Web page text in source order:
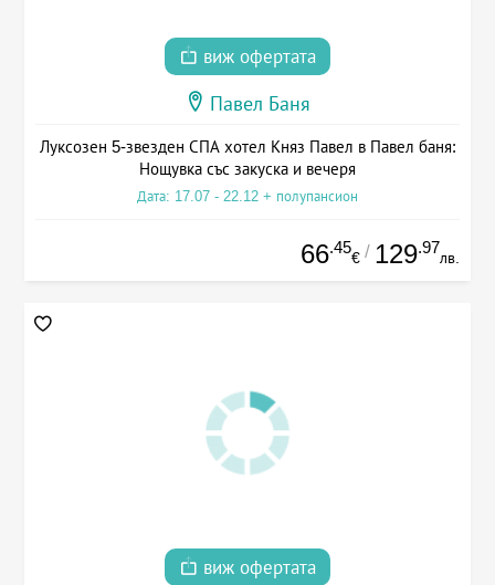
виж офертата
Павел Баня
Луксозен 5-звезден СПА хотел Княз Павел в Павел баня:
Нощувка със закуска и вечеря
Дата: 17.07 - 22.12 + полупансион
66.45
€ / 129.97
лв.
виж офертата